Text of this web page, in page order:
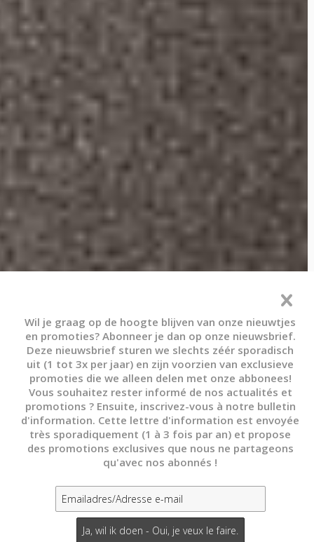
Wil je graag op de hoogte blijven van onze nieuwtjes
en promoties? Abonneer je dan op onze nieuwsbrief.
Deze nieuwsbrief sturen we slechts zéér sporadisch
uit (1 tot 3x per jaar) en zijn voorzien van exclusieve
promoties die we alleen delen met onze abbonees!
Vous souhaitez rester informé de nos actualités et
promotions ? Ensuite, inscrivez-vous à notre bulletin
d'information. Cette lettre d'information est envoyée
très sporadiquement (1 à 3 fois par an) et propose
des promotions exclusives que nous ne partageons
qu'avec nos abonnés !